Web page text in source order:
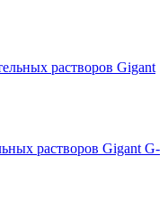
растворов Gigant G-